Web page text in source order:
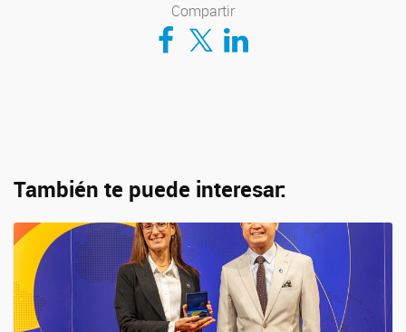
Compartir
Compartir en Facebook
Compartir en TwitterCompartir en LinkedIn
También te puede interesar: